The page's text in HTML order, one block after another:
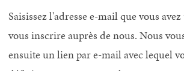
Saisissez l'adresse e-mail que vous
vous inscrire auprès de nous. Nous
ensuite un lien par e-mail avec lequel